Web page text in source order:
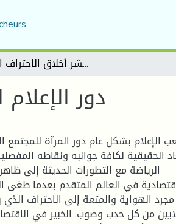
دور الإعلام الرياضي في نشر أخلاق الاحتراف الرياضي
دور
الإعلام بشكل عام دور المرآة للمجتمع
الحقيقية لكافة جوانبه ونقاطه
الرياضة مع التطورات الحديثة إلى
في العالم المتقدم بعدما طغى
مجرد الهواية والمتعة إلى الاحتراف
من كل حدب وصوب. الخبير في